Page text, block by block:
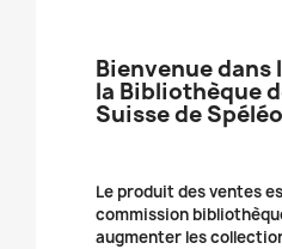
Bienvenue dans
la Bibliothèque
Suisse de
Le produit des ventes
commission
augmenter les